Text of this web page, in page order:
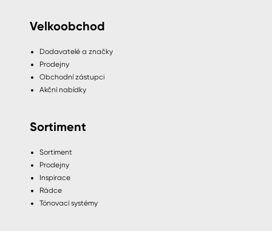
Velkoobchod
Dodavatelé a značky
Prodejny
Obchodní zástupci
Akční nabídky
Sortiment
Sortiment
Prodejny
Inspirace
Rádce
Tónovací systémy